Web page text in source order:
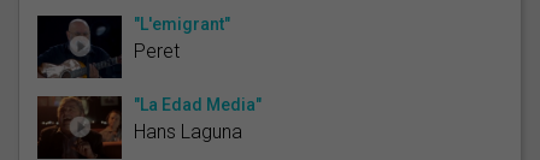
"L'emigrant"
Peret
"La Edad Media"
Hans Laguna